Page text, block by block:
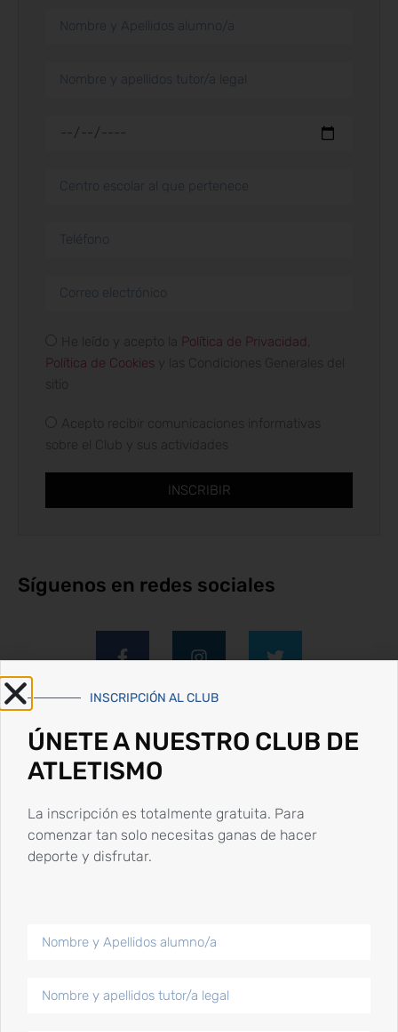
He leído y acepto la Política de Privacidad
Política de Cookies y las Condiciones Generales del
Acepto recibir comunicaciones informativas
sobre el Club y sus actividades
INSCRIBIR
Síguenos en redes sociales
Publicaciones más populares
Competiciones de inicio de año 2024
Competiciones y
reconocimientos fin de
25 Junio, 2023
INSCRIPCIÓN AL CLUB
ÚNETE A NUESTRO CLUB DE
ATLETISMO
La inscripción es totalmente gratuita. Para
comenzar tan solo necesitas ganas de hacer
deporte y disfrutar.